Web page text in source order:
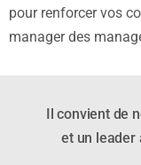
pour renforcer vos
manager des
Il convient de
et un leader